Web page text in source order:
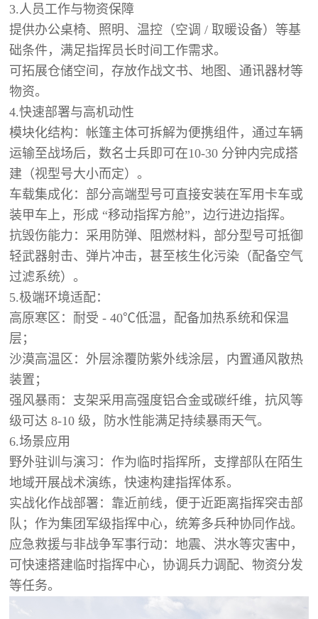
3.人员工作与物资保障
提供办公桌椅、照明、温控（空调 / 取暖设备）等基
础条件，满足指挥员长时间工作需求。
可拓展仓储空间，存放作战文书、地图、通讯器材等
物资。
4.快速部署与高机动性
模块化结构：帐篷主体可拆解为便携组件，通过车辆
运输至战场后，数名士兵即可在10-30 分钟内完成搭
建（视型号大小而定）。
车载集成化：部分高端型号可直接安装在军用卡车或
装甲车上，形成 “移动指挥方舱”，边行进边指挥。
抗毁伤能力：采用防弹、阻燃材料，部分型号可抵御
轻武器射击、弹片冲击，甚至核生化污染（配备空气
过滤系统）。
5.极端环境适配：
高原寒区：耐受 - 40℃低温，配备加热系统和保温
层；
沙漠高温区：外层涂覆防紫外线涂层，内置通风散热
装置；
强风暴雨：支架采用高强度铝合金或碳纤维，抗风等
级可达 8-10 级，防水性能满足持续暴雨天气。
6.场景应用
野外驻训与演习：作为临时指挥所，支撑部队在陌生
地域开展战术演练，快速构建指挥体系。
实战化作战部署：靠近前线，便于近距离指挥突击部
队；作为集团军级指挥中心，统筹多兵种协同作战。
应急救援与非战争军事行动：地震、洪水等灾害中，
可快速搭建临时指挥中心，协调兵力调配、物资分发
等任务。